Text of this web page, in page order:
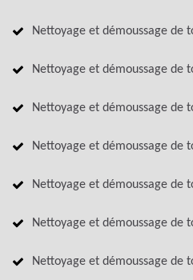
Nettoyage et démoussage de
Nettoyage et démoussage de
Nettoyage et démoussage de
Nettoyage et démoussage de
Nettoyage et démoussage de
Nettoyage et démoussage de
Nettoyage et démoussage de